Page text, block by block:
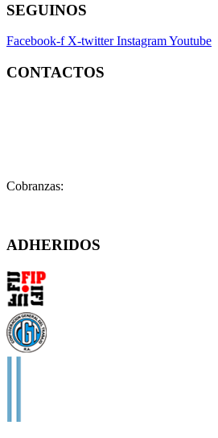
SEGUINOS
Facebook-f X-twitter InstagramYoutube
CONTACTOS
Cobranzas:
ADHERIDOS